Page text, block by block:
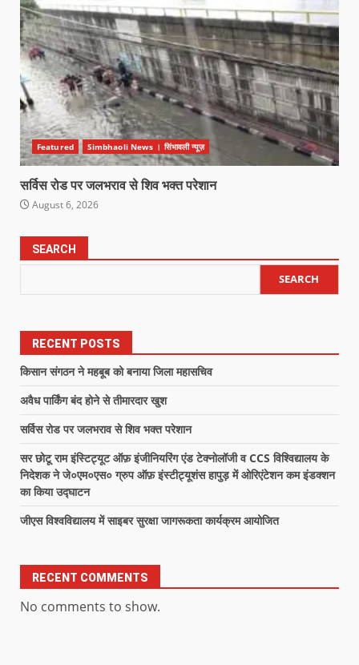
Featured Simbhaoli News । सिंभावली न्यूज़
सर्विस रोड पर जलभराव से शिव भक्त परेशान
August 6, 2026
SEARCH
SEARCH
RECENT POSTS
किसान संगठन ने महबूब को बनाया जिला महासचिव
अवैध पार्किंग बंद होने से तीमारदार खुश
सर्विस रोड पर जलभराव से शिव भक्त परेशान
सर छोटू राम इंस्टिट्यूट ऑफ़ इंजीनियरिंग एंड टेक्नोलॉजी व CCS विश्विद्यालय के
निदेशक ने जे०एम०एस० ग्रुप ऑफ़ इंस्टीट्यूशंस हापुड़ में ओरिएंटेशन कम इंडक्शन
का किया उद्घाटन
जीएस विश्वविद्यालय में साइबर सुरक्षा जागरूकता कार्यक्रम आयोजित
RECENT COMMENTS
No comments to show.